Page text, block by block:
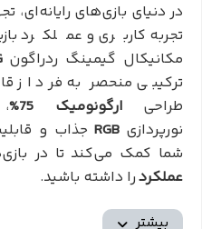
در دنیای بازی‌های
تجربه کاربری و عملکرد
مکانیکال گیمینگ ردراگون
ترکیبی منحصر به فرد از
طراحی ارگونومیک 75%
نورپردازی RGB جذاب و
شما کمک می‌کند تا در
عملکردرا داشته باشید.
قابلیت اتصال بی‌سیم و
بیشتر